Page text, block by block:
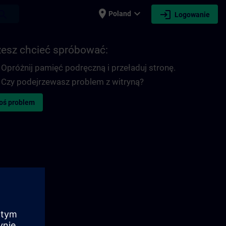
place Poland expand_more login Logowanie
chcieć spróbować:
Opróżnij pamięć podręczną i przeładuj stronę.
Czy podejrzewasz problem z witryną?
problem